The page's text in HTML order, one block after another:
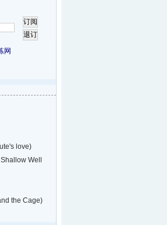
love)
Well
the Cage)